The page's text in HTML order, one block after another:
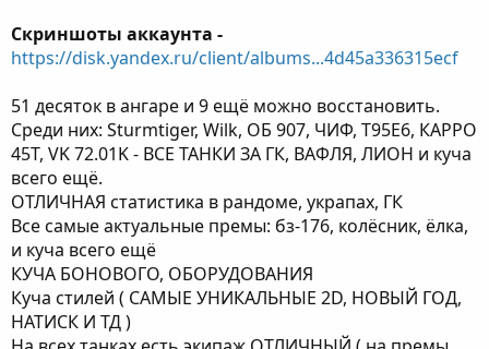
Скриншоты аккаунта -
https://disk.yandex.ru/client/albums...4d45a336315ecf
51 десяток в ангаре и 9 ещё можно восстановить.
Среди них: Sturmtiger, Wilk, ОБ 907, ЧИФ, Т95Е6, КАРРО
45Т, VK 72.01K - ВСЕ ТАНКИ ЗА ГК, ВАФЛЯ, ЛИОН и куча
всего ещё.
ОТЛИЧНАЯ статистика в рандоме, украпах, ГК
Все самые актуальные премы: бз-176, колёсник, ёлка,
и куча всего ещё
КУЧА БОНОВОГО, ОБОРУДОВАНИЯ
Куча стилей ( САМЫЕ УНИКАЛЬНЫЕ 2D, НОВЫЙ ГОД,
НАТИСК И ТД )